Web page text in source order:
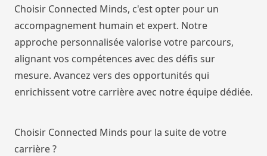
Choisir Connected Minds, c'est opter pour un
accompagnement humain et expert. Notre
approche personnalisée valorise votre parcours,
alignant vos compétences avec des défis sur
mesure. Avancez vers des opportunités qui
enrichissent votre carrière avec notre équipe dédiée.
Choisir Connected Minds pour la suite de votre
carrière ?